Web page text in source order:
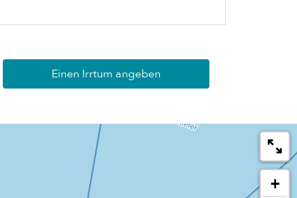
Einen Irrtum angeben
+